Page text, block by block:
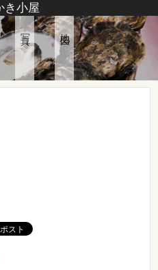
き小屋
写真 地図